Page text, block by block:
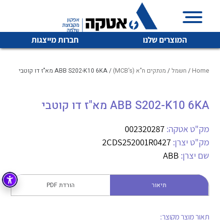
המוצרים שלנו חברות מייצגות
איכות | שרות | זמינות
והפצה של מוצרי
מיתוג, בקרה , ואינסטלציה חשמלית ופעילה ב7 תחומים:
חשמל
רובוטיקה ואוטומציה תעשייתית
לכל מוצרי היצרן
Home
/ חשמל / מנתקים ח"א (MCB's) / ABB S202-K10 6KA מא"ז דו קוטבי
ABB S202-K10 6KA מא"ז דו קוטבי
מק"ט אטקה: 002320287
מק"ט יצרן: 2CDS252001R0427
שם יצרן: ABB
תיאור הורדת PDF
תאור מוצר מקוצר: